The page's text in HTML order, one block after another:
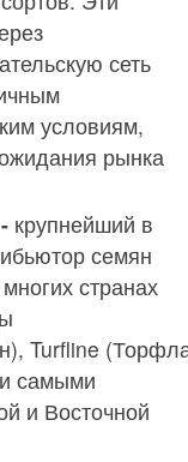
сеть
условиям,
рынка
крупнейший в
семян
странах
Turfline
самыми
и Восточной